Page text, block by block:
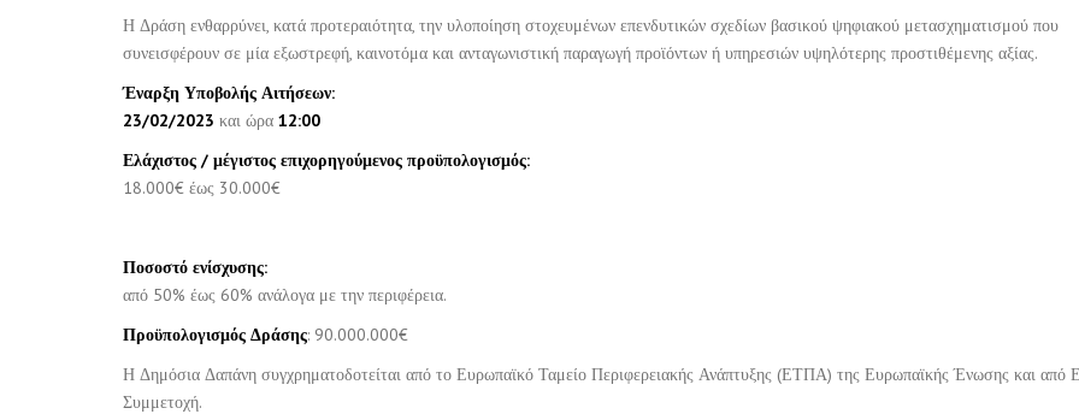
Η Δράση ενθαρρύνει, κατά προτεραιότητα, την υλοποίηση στοχευμένων επενδυτικών σχεδίων βασικού ψηφιακού μετασχηματισμού που
συνεισφέρουν σε μία εξωστρεφή, καινοτόμα και ανταγωνιστική παραγωγή προϊόντων ή υπηρεσιών υψηλότερης προστιθέμενης αξίας.
Έναρξη Υποβολής Αιτήσεων:
23/02/2023 και ώρα 12:00
Ελάχιστος / μέγιστος επιχορηγούμενος προϋπολογισμός:
18.000€ έως 30.000€
Ποσοστό ενίσχυσης:
από 50% έως 60% ανάλογα με την περιφέρεια.
Προϋπολογισμός Δράσης: 90.000.000€
Η Δημόσια Δαπάνη συγχρηματοδοτείται από το Ευρωπαϊκό Ταμείο Περιφερειακής Ανάπτυξης (ΕΤΠΑ) της Ευρωπαϊκής Ένωσης και από
Συμμετοχή.